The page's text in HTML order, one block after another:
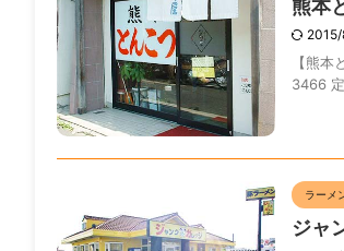
熊本
2015/
【熊
3466
ラーメ
ジャ